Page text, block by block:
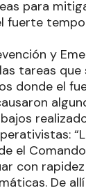
para
fuerte
y
tareas que
donde el
el
con
De